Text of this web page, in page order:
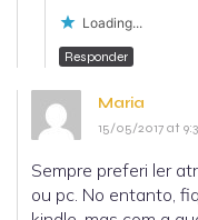
Loading...
Responder
Maria
15/05/2017 at
Sempre preferi ler
ou pc. No entanto,